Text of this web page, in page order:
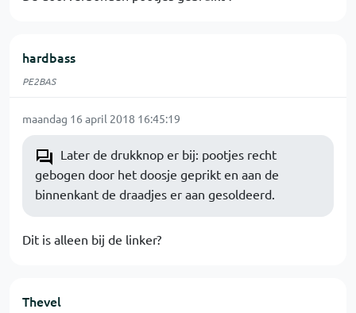
hardbass
PE2BAS
maandag 16 april 2018 16:45:19
Later de drukknop er bij: pootjes recht
gebogen door het doosje geprikt en aan de
binnenkant de draadjes er aan gesoldeerd.
Dit is alleen bij de linker?
Thevel